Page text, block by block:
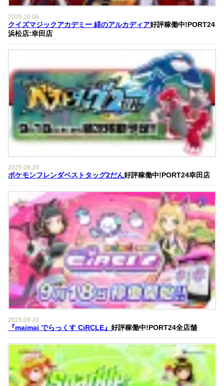
2025.10.06
クイズマジックアカデミー 緋のアルカディア好評稼働中!PORT24
浜松店:幸田店
2025.09.20
ポケモンフレンダベストタッグ2だん好評稼働中!PORT24幸田店
2025.09.20
『maimai でらっくす CiRCLE』 好評稼働中!PORT24全店舗